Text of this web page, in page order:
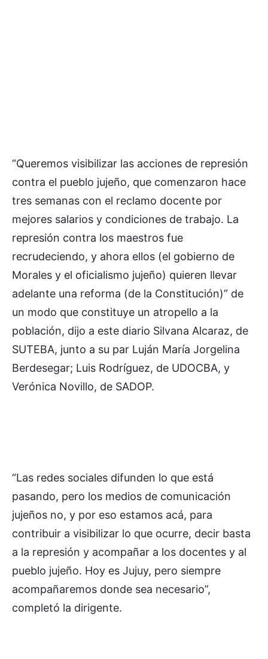
“Queremos visibilizar las acciones de represión
contra el pueblo jujeño, que comenzaron hace
tres semanas con el reclamo docente por
mejores salarios y condiciones de trabajo. La
represión contra los maestros fue
recrudeciendo, y ahora ellos (el gobierno de
Morales y el oficialismo jujeño) quieren llevar
adelante una reforma (de la Constitución)” de
un modo que constituye un atropello a la
población, dijo a este diario Silvana Alcaraz, de
SUTEBA, junto a su par Luján María Jorgelina
Berdesegar; Luis Rodríguez, de UDOCBA, y
Verónica Novillo, de SADOP.
“Las redes sociales difunden lo que está
pasando, pero los medios de comunicación
jujeños no, y por eso estamos acá, para
contribuir a visibilizar lo que ocurre, decir basta
a la represión y acompañar a los docentes y al
pueblo jujeño. Hoy es Jujuy, pero siempre
acompañaremos donde sea necesario”,
completó la dirigente.